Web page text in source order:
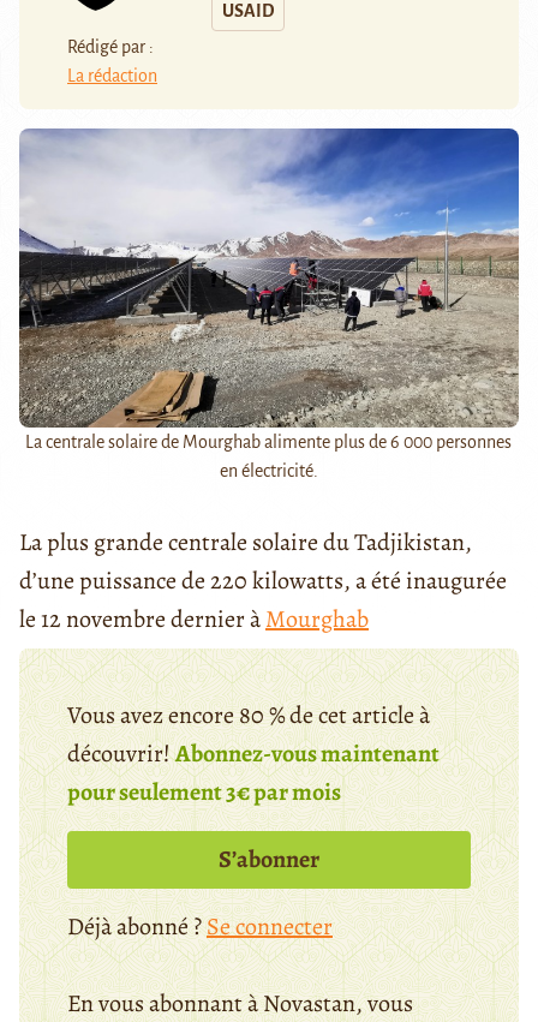
Rédigé par :
La rédaction
USAID
La centrale solaire de Mourghab alimente plus de 6 000 personnes
en électricité.
La plus grande centrale solaire du Tadjikistan,
d’une puissance de 220 kilowatts, a été inaugurée
le 12 novembre dernier àMourghab
Vous avez encore 80 % de cet article à
découvrir!Abonnez-vous maintenant
pour seulement 3€ par mois
S’abonner
Déjà abonné ?Se connecter
En vous abonnant à Novastan, vous